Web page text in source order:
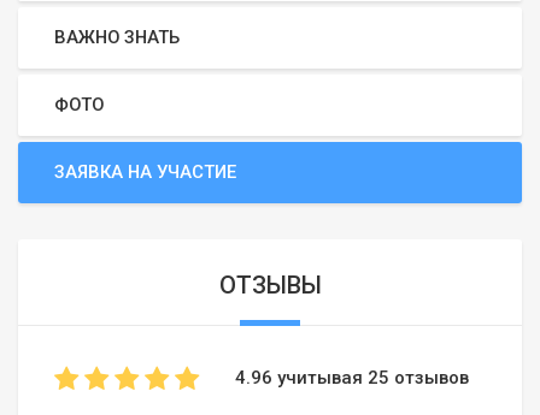
ВАЖНО ЗНАТЬ
ФОТО
ЗАЯВКА НА УЧАСТИЕ
ОТЗЫВЫ
4.96 учитывая 25 отзывов